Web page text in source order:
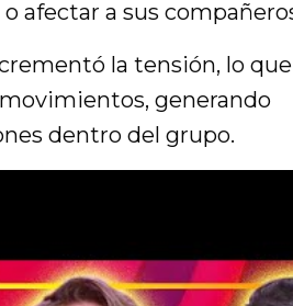
afectar a sus
la tensión, lo que
generando
dentro del grupo.